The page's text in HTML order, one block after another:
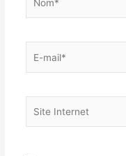
mail*
Internet